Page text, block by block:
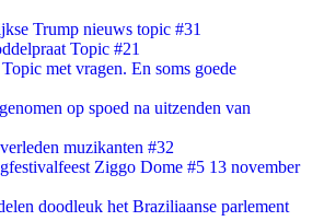
Trump nieuws topic #31
Topic #21
met vragen. En soms goede
op spoed na uitzenden van
muzikanten #32
Ziggo Dome #5 13 november
doodleuk het Braziliaanse parlement